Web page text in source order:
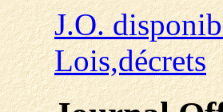
J.O.
Lois,décrets